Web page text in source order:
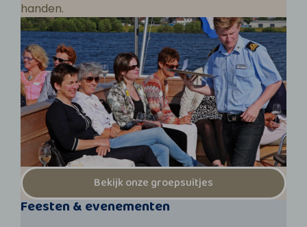
handen.
Bekijk onze groepsuitjes
Feesten & evenementen